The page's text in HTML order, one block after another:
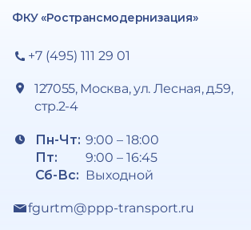
ФКУ «Ространсмодернизация»
+7 (495) 111 29 01
127055, Москва, ул. Лесная, д.59,
стр.2-4
Пн-Чт:
Пт:
Сб-Вс:
9:00 – 18:00
9:00 – 16:45
Выходной
fgurtm@ppp-transport.ru